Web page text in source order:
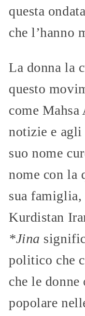
questa
che l’hanno
La donna la
questo
come
notizie e agli
suo nome
nome con la
sua
Kurdistan
*Jina
politico che
che le donne
popolare